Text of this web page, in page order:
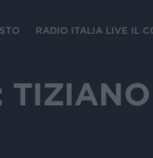
RADIO ITALIA LIVE IL